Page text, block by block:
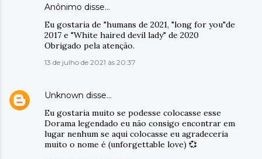
Anônimo disse…
Eu gostaria de "humans de 2021, "long for you"de
2017 e "White haired devil lady" de 2020
Obrigado pela atenção.
13 de julho de 2021 às 20:37
Unknown disse…
Eu gostaria muito se podesse colocasse esse
Dorama legendado eu não consigo encontrar em
lugar nenhum se aqui colocasse eu agradeceria
muito o nome é (unforgettable love) 💞